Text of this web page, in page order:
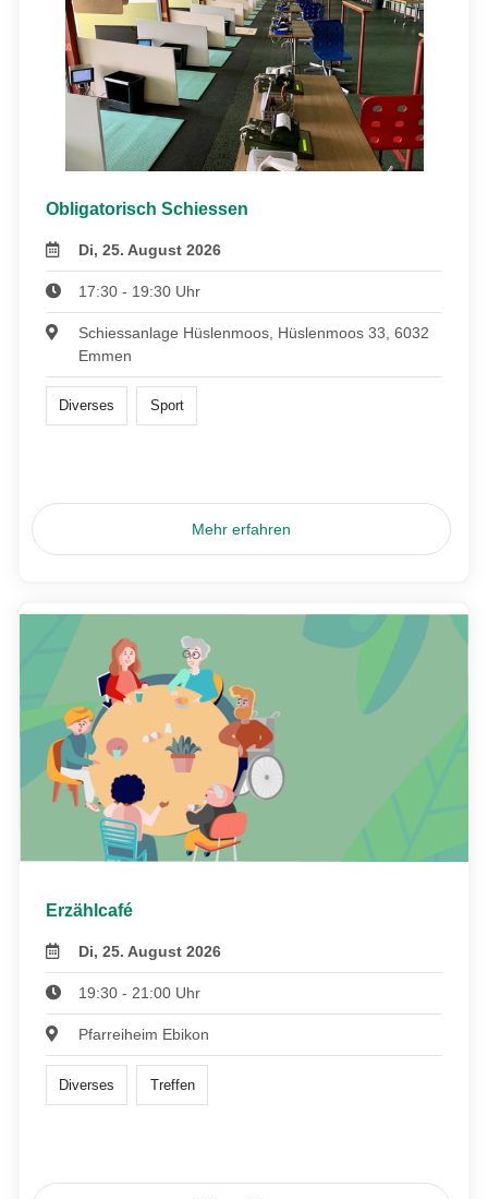
Obligatorisch Schiessen
Di, 25. August 2026
17:30 - 19:30 Uhr
Schiessanlage Hüslenmoos, Hüslenmoos 33, 6032
Emmen
Diverses Sport
Mehr erfahren
Erzählcafé
Di, 25. August 2026
19:30 - 21:00 Uhr
Pfarreiheim Ebikon
Diverses Treffen